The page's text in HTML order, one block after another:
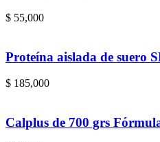
$ 55,000
Proteína aislada de suero
$ 185,000
Calplus de 700 grs